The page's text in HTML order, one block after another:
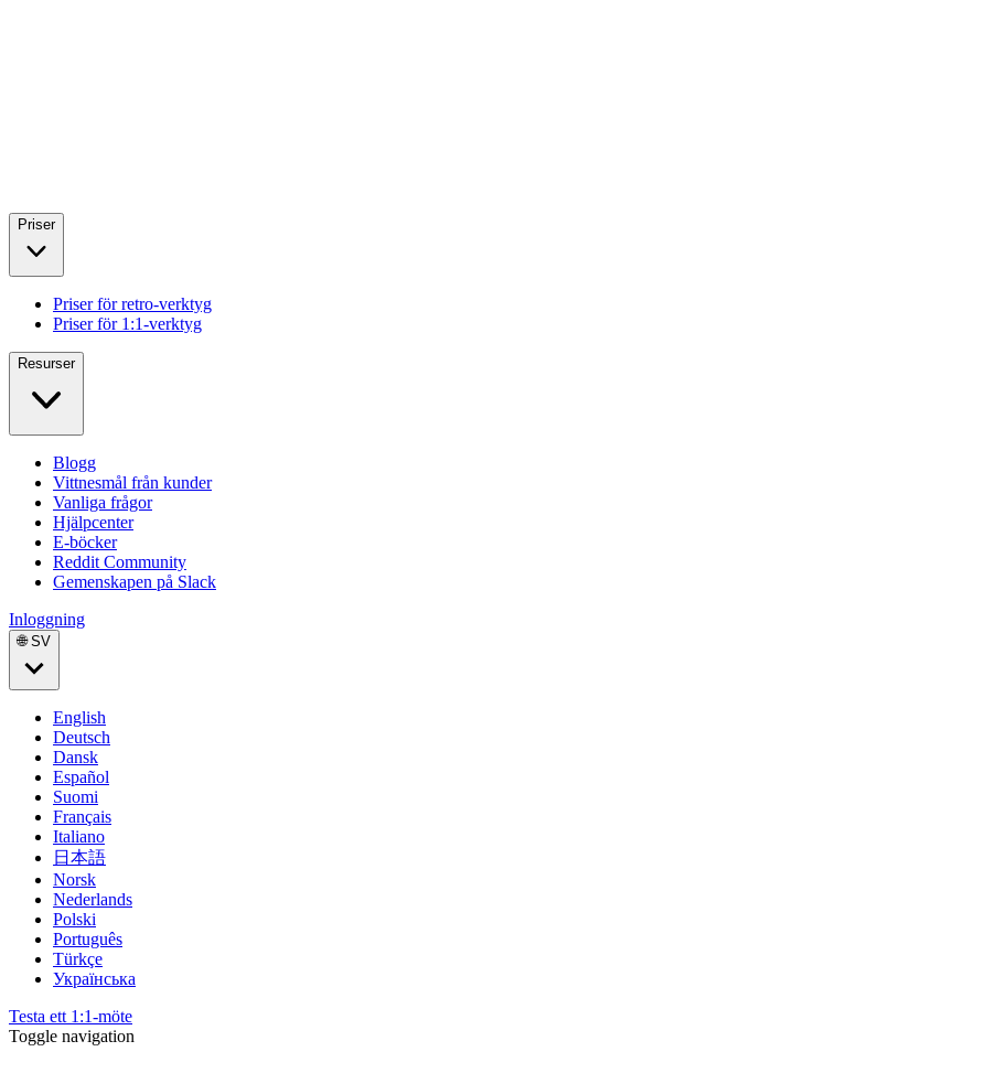
Priser
Priser för retro-verktyg
Priser för 1:1-verktyg
Resurser
Blogg
Vittnesmål från kunder
Vanliga frågor
Hjälpcenter
E-böcker
Reddit Community
Gemenskapen på Slack
Inloggning
🌐 SV
English
Deutsch
Dansk
Español
Suomi
Français
Italiano
日本語
Norsk
Nederlands
Polski
Português
Türkçe
Українська
Testa ett 1:1-möte
Toggle navigation